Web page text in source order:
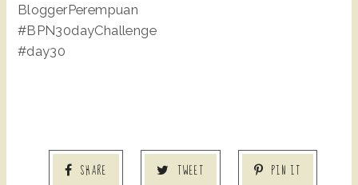
BloggerPerempuan
#BPN30dayChallenge
#day30
SHARE TWEET PIN IT